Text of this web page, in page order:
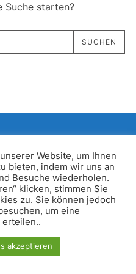
Suche starten?
SUCHEN
von WPZOOM
Website, um Ihnen
bieten, indem wir uns an
Besuche wiederholen.
klicken, stimmen Sie
zu. Sie können jedoch
um eine
akzeptieren